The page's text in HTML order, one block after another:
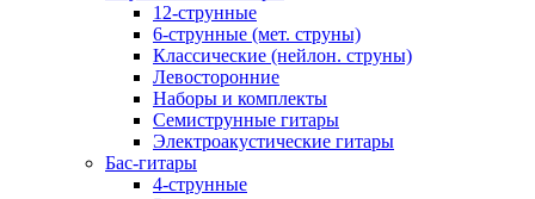
12-струнные
6-струнные (мет. струны)
Классические (нейлон. струны)
Левосторонние
Наборы и комплекты
Семиструнные гитары
Электроакустические гитары
Бас-гитары
4-струнные